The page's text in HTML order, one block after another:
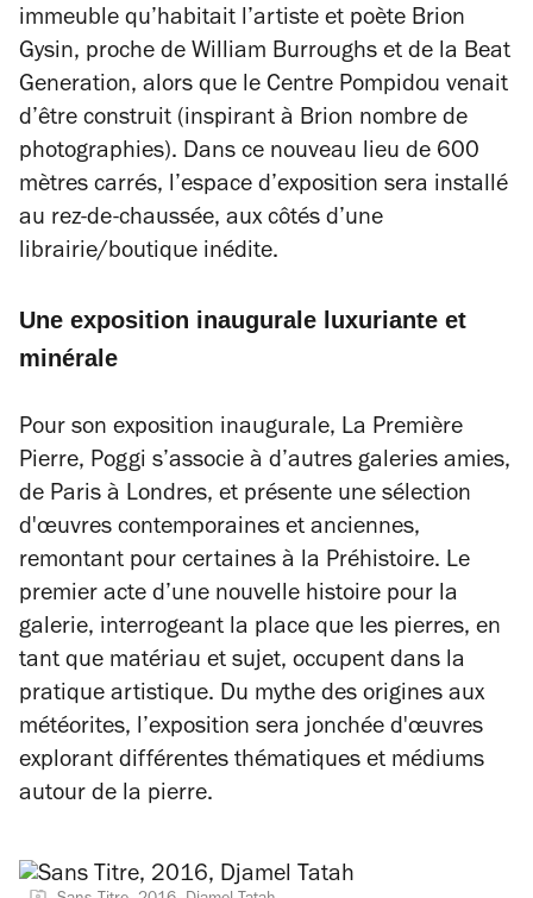
immeuble qu’habitait l’artiste et poète Brion
Gysin, proche de William Burroughs et de la Beat
Generation, alors que le Centre Pompidou venait
d’être construit (inspirant à Brion nombre de
photographies). Dans ce nouveau lieu de 600
mètres carrés, l’espace d’exposition sera installé
au rez-de-chaussée, aux côtés d’une
librairie/boutique inédite.
Une exposition inaugurale luxuriante et
minérale
Pour son exposition inaugurale, La Première
Pierre, Poggi s’associe à d’autres galeries amies,
de Paris à Londres, et présente une sélection
d'œuvres contemporaines et anciennes,
remontant pour certaines à la Préhistoire. Le
premier acte d’une nouvelle histoire pour la
galerie, interrogeant la place que les pierres, en
tant que matériau et sujet, occupent dans la
pratique artistique. Du mythe des origines aux
météorites, l’exposition sera jonchée d'œuvres
explorant différentes thématiques et médiums
autour de la pierre.